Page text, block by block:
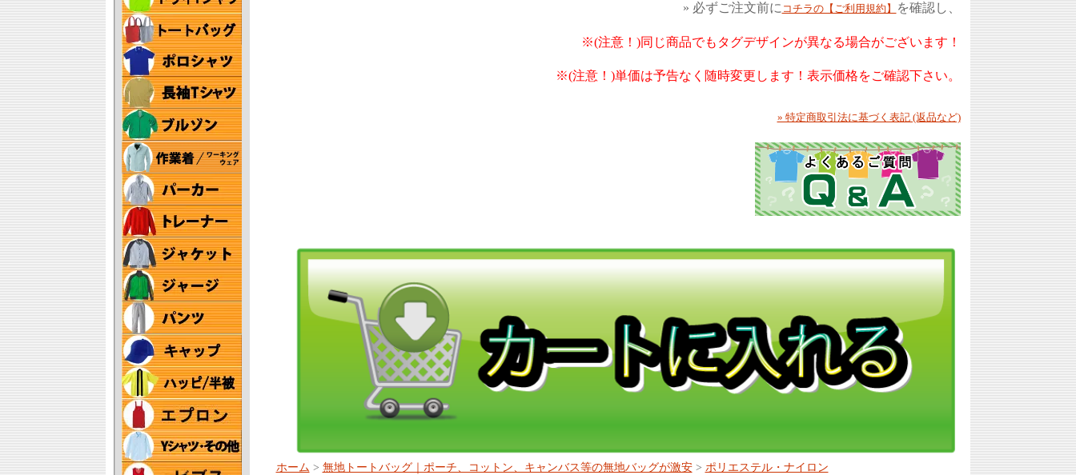
» 必ずご注文前に コチラの【ご利用規約】 を確認し、
※(注意！)同じ商品でもタグデザインが異なる場合がございます！
※(注意！)単価は予告なく随時変更します！表示価格をご確認下さい。
» 特定商取引法に基づく表記 (返品など)
ホーム > 無地トートバッグ｜ポーチ、コットン、キャンバス等の無地バッグが激安> ポリエステル・ナイロン